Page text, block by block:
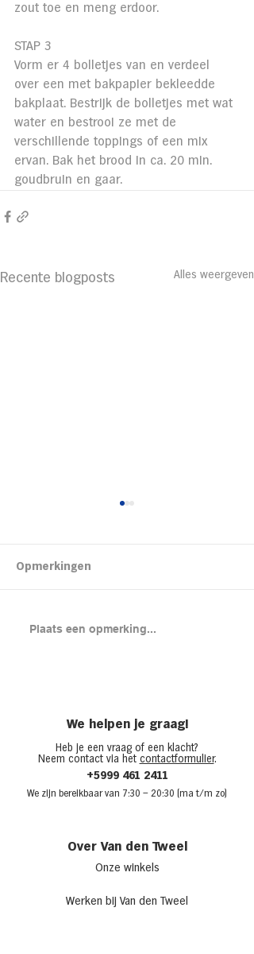
zout toe en meng erdoor.
STAP 3
Vorm er 4 bolletjes van en verdeel
over een met bakpapier bekleedde
bakplaat. Bestrijk de bolletjes met wat
water en bestrooi ze met de
verschillende toppings of een mix
ervan. Bak het brood in ca. 20 min.
goudbruin en gaar.
Recente blogposts Alles weergeven
Kipsalon
Opmerkingen
Plaats een opmerking...
We helpen je graag!
Heb je een vraag of een klacht?
Neem contact via het contactformulier.
+5999 461 2411
We zijn bereikbaar van 7:30 – 20:30 (ma t/m zo)
Over Van den Tweel
Onze winkels
Werken bij Van den Tweel